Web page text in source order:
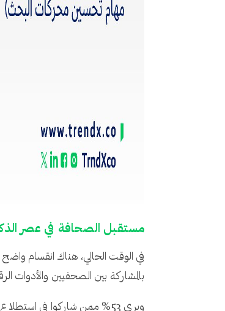
مستقبل الصحافة في عصر
في الوقت الحالي، هناك انقسام
بالمشاركة بين الصحفيين والأدوات
ويرى 53% ممن شاركوا في استطلاع الرأي أنهم غير مستعدين بعد للتعامل مع تحديات الاعتماد الكامل على الذكاء الاصطناعي في غرفة التحرير.